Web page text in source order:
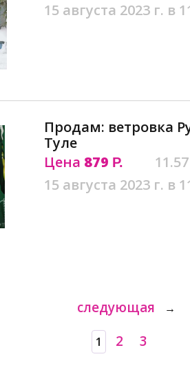
15 августа 2023 г. в
Продам: ветровка
Туле
Цена 879 Р.
15 августа 2023 г. в
следующая →
1 2 3